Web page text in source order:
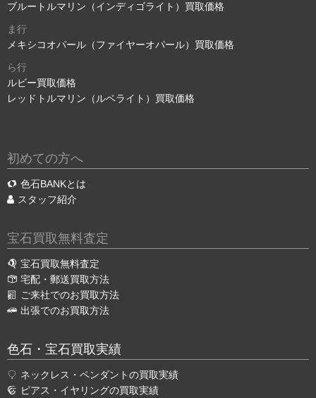
ブルートルマリン（インディゴライト）買取価格
ま行
メキシコオパール（ファイヤーオパール）買取価格
ら行
ルビー買取価格
レッドトルマリン（ルベライト）買取価格
初めての方へ
色石BANKとは
スタッフ紹介
宝石買取無料査定
宝石買取無料査定
宅配・郵送買取方法
ご来社でのお買取方法
出張でのお買取方法
色石・宝石買取実績
ネックレス・ペンダントの買取実績
ピアス・イヤリングの買取実績